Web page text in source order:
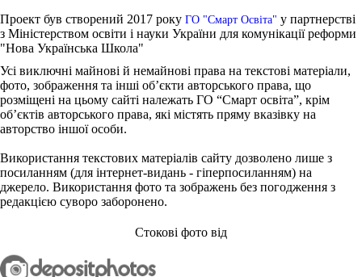
Проект був створений 2017 року ГО "Смарт Освіта" у партнерстві
з Міністерством освіти і науки України для комунікації реформи
"Нова Українська Школа"
Усі виключні майнові й немайнові права на текстові матеріали,
фото, зображення та інші об’єкти авторського права, що
розміщені на цьому сайті належать ГО “Смарт освіта”, крім
об’єктів авторського права, які містять пряму вказівку на
авторство іншої особи.
Використання текстових матеріалів сайту дозволено лише з
посиланням (для інтернет-видань - гіперпосиланням) на
джерело. Використання фото та зображень без погодження з
редакцією суворо заборонено.
Стокові фото від